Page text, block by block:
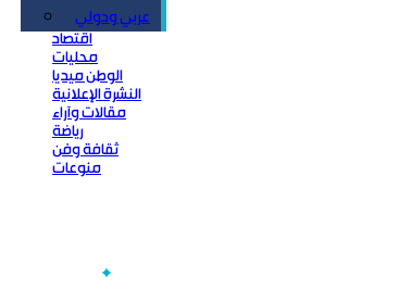
عربي ودولي
اقتصاد
محليات
الوطن ميديا
النشرة الإعلانية
مقالات وآراء
رياضة
ثقافة وفن
منوعات